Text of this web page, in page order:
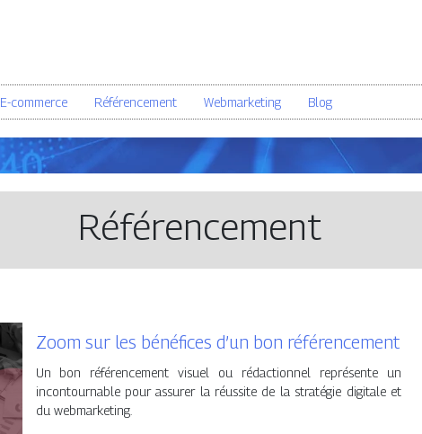
E-commerce Référencement Webmarketing Blog
Référencement
Zoom sur les bénéfices d’un bon référencement
Un bon référencement visuel ou rédactionnel représente un
incontournable pour assurer la réussite de la stratégie digitale et
du webmarketing.